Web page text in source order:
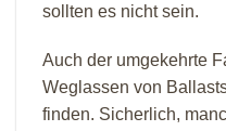
sollten es nicht sein.
Auch der umgekehrte
Weglassen von
finden. Sicherlich,